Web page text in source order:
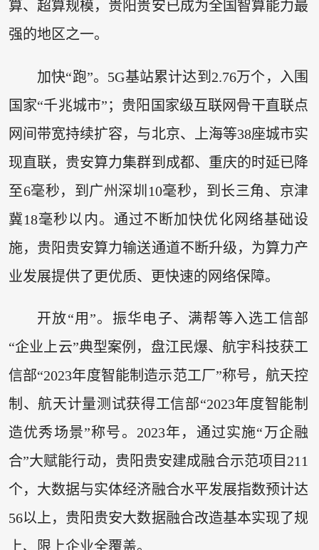
算、超算规模，贵阳贵安已成为全国智算能力最
强的地区之一。
加快“跑”。5G基站累计达到2.76万个，入围
国家“千兆城市”；贵阳国家级互联网骨干直联点
网间带宽持续扩容，与北京、上海等38座城市实
现直联，贵安算力集群到成都、重庆的时延已降
至6毫秒，到广州深圳10毫秒，到长三角、京津
冀18毫秒以内。通过不断加快优化网络基础设
施，贵阳贵安算力输送通道不断升级，为算力产
业发展提供了更优质、更快速的网络保障。
开放“用”。振华电子、满帮等入选工信部
“企业上云”典型案例，盘江民爆、航宇科技获工
信部“2023年度智能制造示范工厂”称号，航天控
制、航天计量测试获得工信部“2023年度智能制
造优秀场景”称号。2023年，通过实施“万企融
合”大赋能行动，贵阳贵安建成融合示范项目211
个，大数据与实体经济融合水平发展指数预计达
56以上，贵阳贵安大数据融合改造基本实现了规
上、限上企业全覆盖。